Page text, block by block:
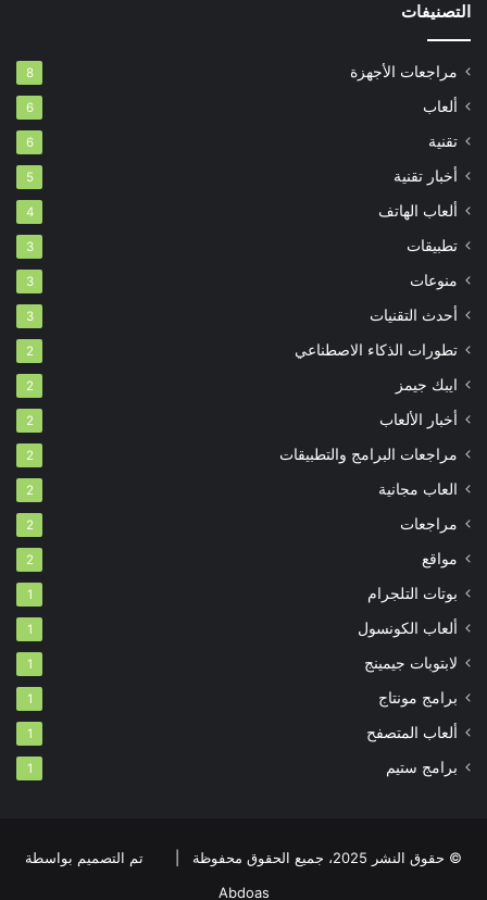
التصنيفات
مراجعات الأجهزة 8
ألعاب 6
تقنية 6
أخبار تقنية 5
ألعاب الهاتف 4
تطبيقات 3
منوعات 3
أحدث التقنيات 3
تطورات الذكاء الاصطناعي 2
ايبك جيمز 2
أخبار الألعاب 2
مراجعات البرامج والتطبيقات 2
العاب مجانية 2
مراجعات 2
مواقع 2
بوتات التلجرام 1
ألعاب الكونسول 1
لابتوبات جيمينج 1
برامج مونتاج 1
ألعاب المتصفح 1
برامج ستيم 1
© حقوق النشر 2025، جميع الحقوق محفوظة |
تم التصميم بواسطة
Abdoas